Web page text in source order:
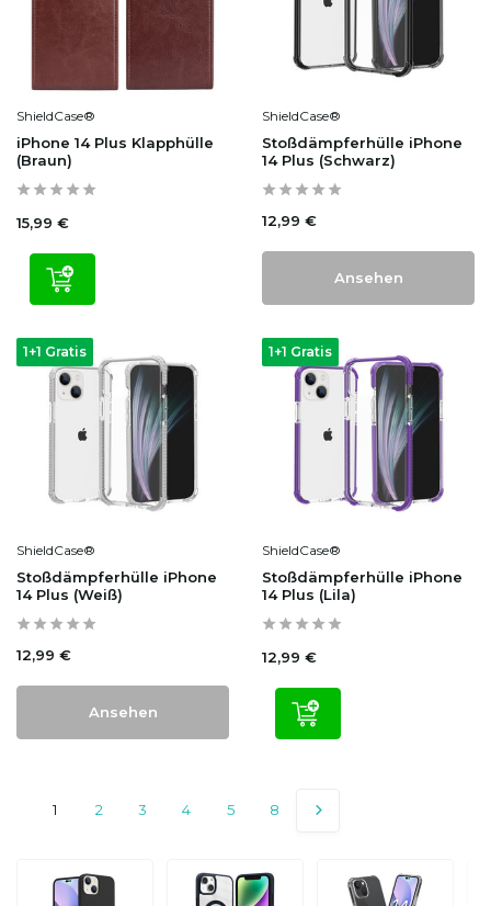
ShieldCase®
iPhone 14 Plus Klapphülle
(Braun)
15,99 €
ShieldCase®
Stoßdämpferhülle iPhone
14 Plus (Schwarz)
12,99 €
Ansehen
1+1 Gratis
ShieldCase®
Stoßdämpferhülle iPhone
14 Plus (Weiß)
12,99 €
Ansehen
1+1 Gratis
ShieldCase®
Stoßdämpferhülle iPhone
14 Plus (Lila)
12,99 €
1 2 3 4 5 8